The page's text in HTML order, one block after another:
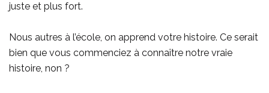
juste et plus fort.
Nous autres à l’école, on apprend votre histoire. Ce serait
bien que vous commenciez à connaître notre vraie
histoire, non ?